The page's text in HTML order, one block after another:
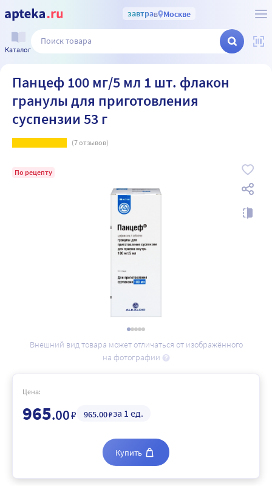
завтрав Москве
Каталог
Панцеф 100 мг/5 мл 1 шт. флакон
гранулы для приготовления
суспензии 53 г
(7отзывов)
По рецепту
Внешний вид товара может отличаться от изображённого
на фотографии
Цена:
965.00₽ 965.00₽за 1 ед.
Купить